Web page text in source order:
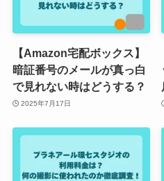
【Amazon宅配ボックス】
暗証番号のメールが真っ白
で見れない時はどうする？
2025年7月17日